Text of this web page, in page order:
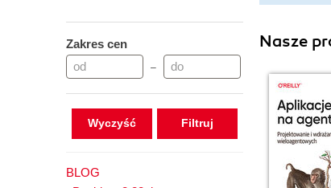
Zakres cen
–
Wyczyść
BLOG
Nasze